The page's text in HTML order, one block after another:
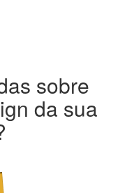
sobre
da sua